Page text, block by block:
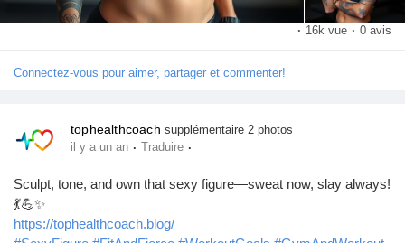
Découvrir les articles
Financement
Mon financement
Offres
· 16k vue · 0 avis
Connectez-vous pour aimer, partager et commenter!
tophealthcoach supplémentaire 2 photos
il y a un an · Traduire ·
Sculpt, tone, and own that sexy figure—sweat now, slay always!
💃💪✨
https://tophealthcoach.blog/